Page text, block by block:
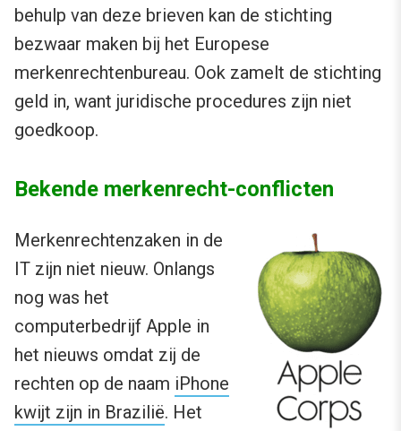
behulp van deze brieven kan de stichting
bezwaar maken bij het Europese
merkenrechtenbureau. Ook zamelt de stichting
geld in, want juridische procedures zijn niet
goedkoop.
Bekende merkenrecht-conflicten
Merkenrechtenzaken in de
IT zijn niet nieuw. Onlangs
nog was het
computerbedrijf Apple in
het nieuws omdat zij de
rechten op de naam iPhone
kwijt zijn in Brazilië. Het